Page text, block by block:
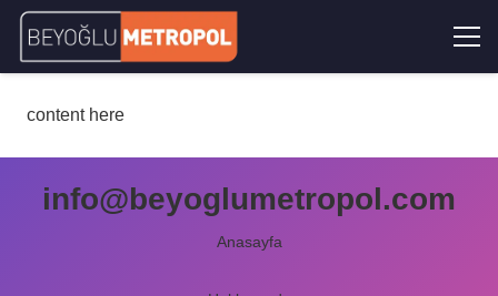
content here
info@beyoglumetropol.com
Anasayfa